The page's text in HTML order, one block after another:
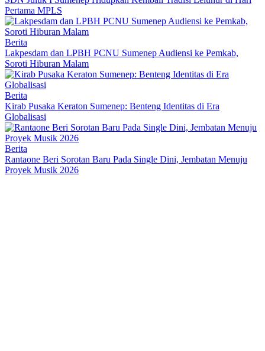
Pertama MPLS
Berita
Lakpesdam dan LPBH PCNU Sumenep Audiensi ke Pemkab,
Soroti Hiburan Malam
Berita
Kirab Pusaka Keraton Sumenep: Benteng Identitas di Era
Globalisasi
Berita
Rantaone Beri Sorotan Baru Pada Single Dini, Jembatan Menuju
Proyek Musik 2026